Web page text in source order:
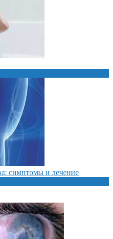
симптомы и лечение